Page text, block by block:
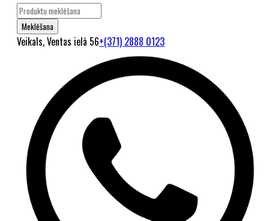
Veikals, Ventas ielā 56+(371) 2888 0123